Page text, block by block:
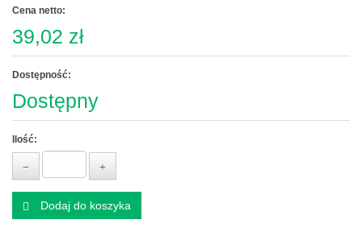
Cena netto:
39,02 zł
Dostępność:
Dostępny
Ilość:
Dodaj do koszyka